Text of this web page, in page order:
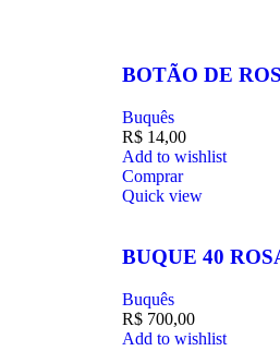
BOTÃO DE
Buquês
R$ 14,00
Add to wishlist
Comprar
Quick view
BUQUE 40
Buquês
R$ 700,00
Add to wishlist